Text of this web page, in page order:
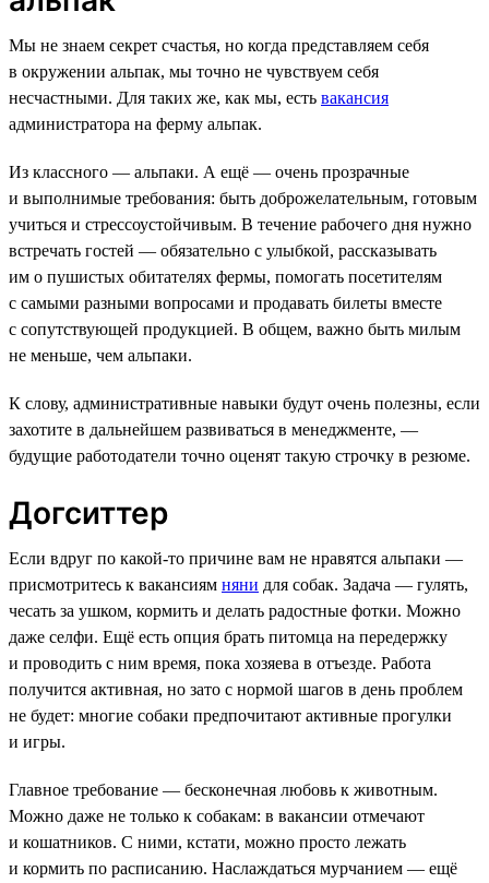
Мы не знаем секрет счастья, но когда представляем себя
в окружении альпак, мы точно не чувствуем себя
несчастными. Для таких же, как мы, есть вакансия
администратора на ферму альпак.
Из классного — альпаки. А ещё — очень прозрачные
и выполнимые требования: быть доброжелательным, готовым
учиться и стрессоустойчивым. В течение рабочего дня нужно
встречать гостей — обязательно с улыбкой, рассказывать
им о пушистых обитателях фермы, помогать посетителям
с самыми разными вопросами и продавать билеты вместе
с сопутствующей продукцией. В общем, важно быть милым
не меньше, чем альпаки.
К слову, административные навыки будут очень полезны, если
захотите в дальнейшем развиваться в менеджменте, —
будущие работодатели точно оценят такую строчку в резюме.
Догситтер
Если вдруг по какой-то причине вам не нравятся альпаки —
присмотритесь к вакансиям няни для собак. Задача — гулять,
чесать за ушком, кормить и делать радостные фотки. Можно
даже селфи. Ещё есть опция брать питомца на передержку
и проводить с ним время, пока хозяева в отъезде. Работа
получится активная, но зато с нормой шагов в день проблем
не будет: многие собаки предпочитают активные прогулки
и игры.
Главное требование — бесконечная любовь к животным.
Можно даже не только к собакам: в вакансии отмечают
и кошатников. С ними, кстати, можно просто лежать
и кормить по расписанию. Наслаждаться мурчанием — ещё